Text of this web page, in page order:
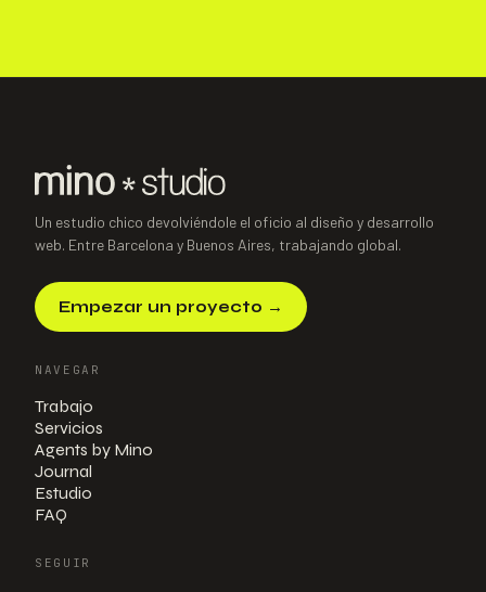
Un estudio chico devolviéndole el oficio al diseño y desarrollo
web. Entre Barcelona y Buenos Aires, trabajando global.
Empezar un proyecto →
NAVEGAR
Trabajo
Servicios
Agents by Mino
Journal
Estudio
FAQ
SEGUIR